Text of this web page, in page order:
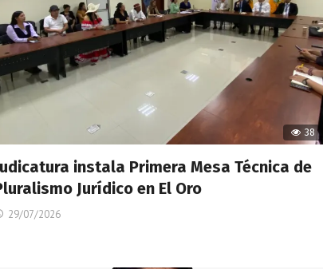
38
instala Primera Mesa Técnica de
Jurídico en El Oro
29/07/2026